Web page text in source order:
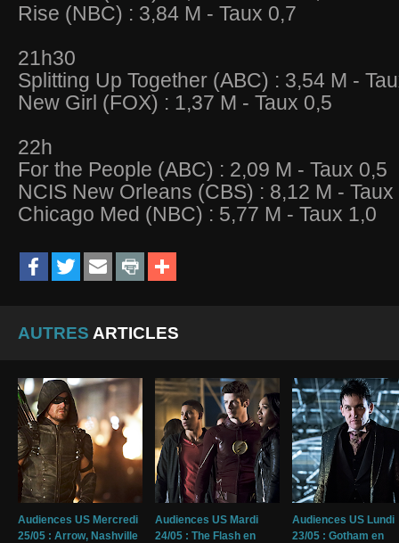
Rise (NBC) : 3,84 M - Taux 0,7
21h30
Splitting Up Together (ABC) : 3,54 M -
New Girl (FOX) : 1,37 M - Taux 0,5
22h
For the People (ABC) : 2,09 M - Taux 0,5
NCIS New Orleans (CBS) : 8,12 M - Taux
Chicago Med (NBC) : 5,77 M - Taux 1,0
AUTRES ARTICLES
Audiences US Mercredi
25/05 : Arrow, Nashville
Audiences US Mardi
24/05 : The Flash en
Audiences US Lundi
23/05 : Gotham en